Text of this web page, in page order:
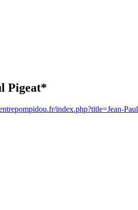
Pigeat*
index.php?title=Jean-